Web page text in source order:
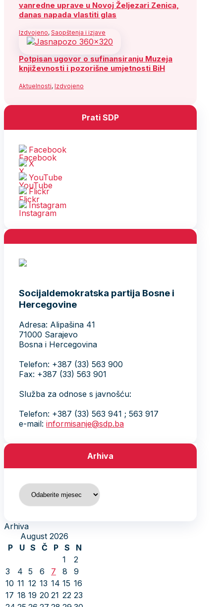
vanredne uprave u Novoj Željezari Zenica,
danas napada vlastiti glas
Izdvojeno, Saopštenja i izjave
Potpisan ugovor o sufinansiranju Muzeja
književnosti i pozorišne umjetnosti BiH
Aktuelnosti, Izdvojeno
Prati SDP
Facebook
X
YouTube
Flickr
Instagram
Socijaldemokratska partija Bosne i
Hercegovine
Adresa: Alipašina 41
71000 Sarajevo
Bosna i Hercegovina
Telefon: +387 (33) 563 900
Fax: +387 (33) 563 901
Služba za odnose s javnošću:
Telefon: +387 (33) 563 941 ; 563 917
e-mail: informisanje@sdp.ba
Arhiva
Arhiva
Arhiva
August 2026
P
U S Č P S
N
1
2
3
4 5 6 7 8
9
10 11 12 13 14 15 16
17 18 19 20 21 22 23